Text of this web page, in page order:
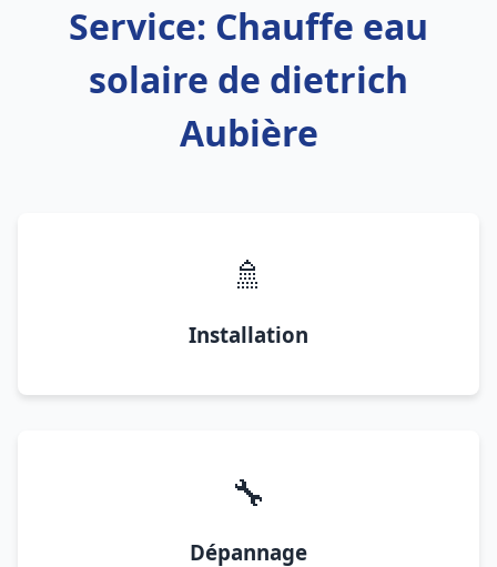
Service: Chauffe eau
solaire de dietrich
Aubière
🚿
Installation
🔧
Dépannage